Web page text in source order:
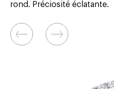
rond. Préciosité éclatante.